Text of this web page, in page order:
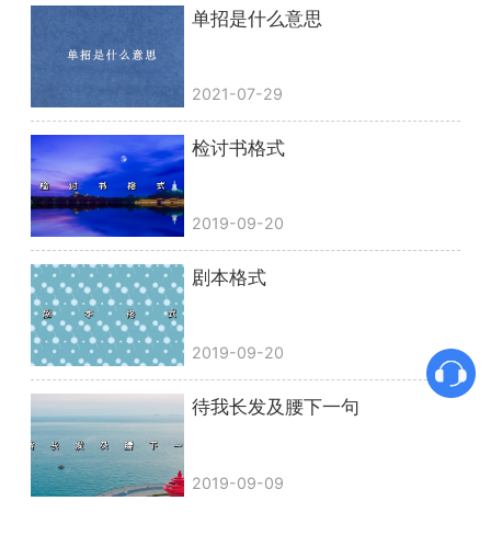
单招是什么意思
2021-07-29
检讨书格式
2019-09-20
剧本格式
2019-09-20
待我长发及腰下一句
2019-09-09